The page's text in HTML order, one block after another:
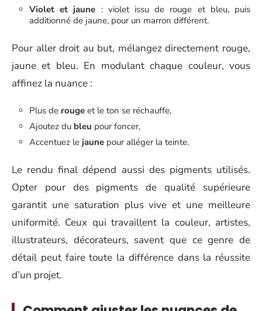
Violet et jaune : violet issu de rouge et bleu, puis
additionné de jaune, pour un marron différent.
Pour aller droit au but, mélangez directement rouge,
jaune et bleu. En modulant chaque couleur, vous
affinez la nuance :
Plus de rouge et le ton se réchauffe,
Ajoutez du bleu pour foncer,
Accentuez le jaune pour alléger la teinte.
Le rendu final dépend aussi des pigments utilisés.
Opter pour des pigments de qualité supérieure
garantit une saturation plus vive et une meilleure
uniformité. Ceux qui travaillent la couleur, artistes,
illustrateurs, décorateurs, savent que ce genre de
détail peut faire toute la différence dans la réussite
d’un projet.